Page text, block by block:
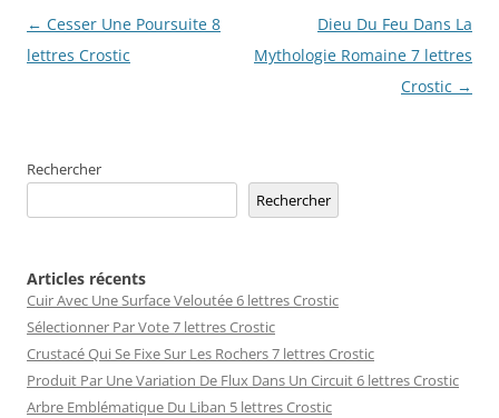
Navigation
des
← Cesser Une Poursuite 8
lettres Crostic
Dieu Du Feu Dans La
Mythologie Romaine 7 lettres
Crostic →
Rechercher
Rechercher
Articles récents
Cuir Avec Une Surface Veloutée 6 lettres Crostic
Sélectionner Par Vote 7 lettres Crostic
Crustacé Qui Se Fixe Sur Les Rochers 7 lettres Crostic
Produit Par Une Variation De Flux Dans Un Circuit 6 lettres Crostic
Arbre Emblématique Du Liban 5 lettres Crostic